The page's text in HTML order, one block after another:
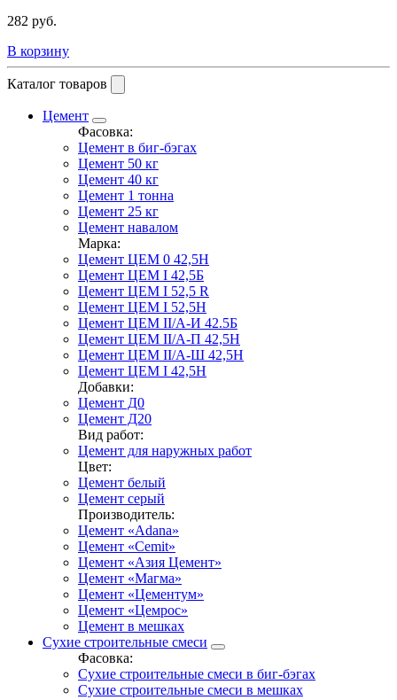
282 руб.
В корзину
Каталог товаров
Цемент
Фасовка:
Цемент в биг-бэгах
Цемент 50 кг
Цемент 40 кг
Цемент 1 тонна
Цемент 25 кг
Цемент навалом
Марка:
Цемент ЦЕМ 0 42,5Н
Цемент ЦЕМ I 42,5Б
Цемент ЦЕМ I 52,5 R
Цемент ЦЕМ I 52,5Н
Цемент ЦЕМ II/А-И 42.5Б
Цемент ЦЕМ II/А-П 42,5Н
Цемент ЦЕМ II/А-Ш 42,5Н
Цемент ЦЕМ I 42,5Н
Добавки:
Цемент Д0
Цемент Д20
Вид работ:
Цемент для наружных работ
Цвет:
Цемент белый
Цемент серый
Производитель:
Цемент «Adana»
Цемент «Cemit»
Цемент «Азия Цемент»
Цемент «Магма»
Цемент «Цементум»
Цемент «Цемрос»
Цемент в мешках
Сухие строительные смеси
Фасовка:
Сухие строительные смеси в биг-бэгах
Сухие строительные смеси в мешках